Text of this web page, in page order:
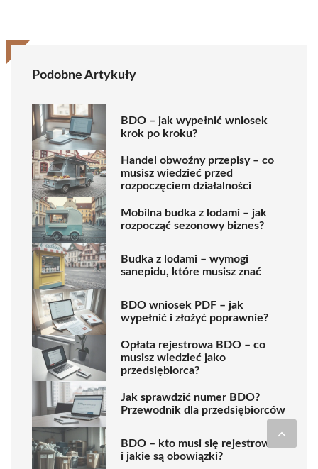
Podobne Artykuły
BDO – jak wypełnić wniosek
krok po kroku?
Handel obwoźny przepisy – co
musisz wiedzieć przed
rozpoczęciem działalności
Mobilna budka z lodami – jak
rozpocząć sezonowy biznes?
Budka z lodami – wymogi
sanepidu, które musisz znać
BDO wniosek PDF – jak
wypełnić i złożyć poprawnie?
Opłata rejestrowa BDO – co
musisz wiedzieć jako
przedsiębiorca?
Jak sprawdzić numer BDO?
Przewodnik dla przedsiębiorców
BDO – kto musi się rejestrować
i jakie są obowiązki?